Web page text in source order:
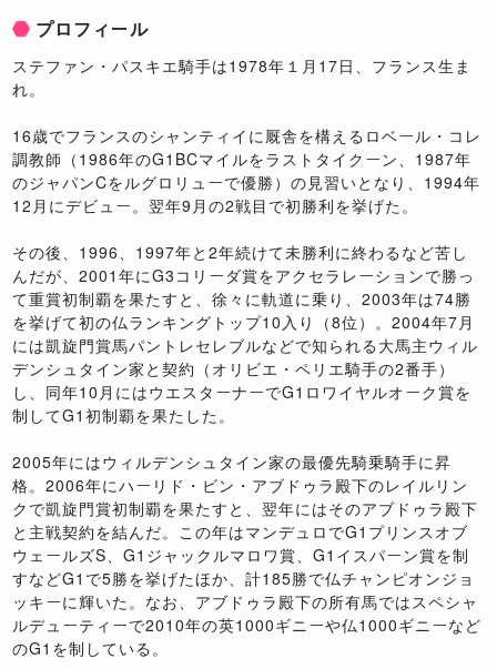
プロフィール
ステファン・パスキエ騎手は1978年１月17日、フランス生ま
れ。
16歳でフランスのシャンティイに厩舎を構えるロベール・コレ
調教師（1986年のG1BCマイルをラストタイクーン、1987年
のジャパンCをルグロリューで優勝）の見習いとなり、1994年
12月にデビュー。翌年9月の2戦目で初勝利を挙げた。
その後、1996、1997年と2年続けて未勝利に終わるなど苦し
んだが、2001年にG3コリーダ賞をアクセラレーションで勝っ
て重賞初制覇を果たすと、徐々に軌道に乗り、2003年は74勝
を挙げて初の仏ランキングトップ10入り（8位）。2004年7月
には凱旋門賞馬パントレセレブルなどで知られる大馬主ウィル
デンシュタイン家と契約（オリビエ・ペリエ騎手の2番手）
し、同年10月にはウエスターナーでG1ロワイヤルオーク賞を
制してG1初制覇を果たした。
2005年にはウィルデンシュタイン家の最優先騎乗騎手に昇
格。2006年にハーリド・ビン・アブドゥラ殿下のレイルリン
クで凱旋門賞初制覇を果たすと、翌年にはそのアブドゥラ殿下
と主戦契約を結んだ。この年はマンデュロでG1プリンスオブ
ウェールズS、G1ジャックルマロワ賞、G1イスパーン賞を制
すなどG1で5勝を挙げたほか、計185勝で仏チャンピオンジョ
ッキーに輝いた。なお、アブドゥラ殿下の所有馬ではスペシャ
ルデューティーで2010年の英1000ギニーや仏1000ギニーなど
のG1を制している。